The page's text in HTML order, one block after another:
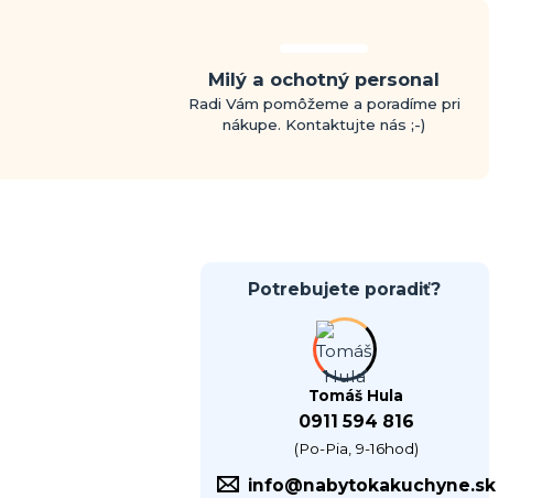
Milý a ochotný personal
Radi Vám pomôžeme a poradíme pri
nákupe. Kontaktujte nás ;-)
Potrebujete poradiť?
Tomáš Hula
0911 594 816
(Po-Pia, 9-16hod)
info@nabytokakuchyne.sk